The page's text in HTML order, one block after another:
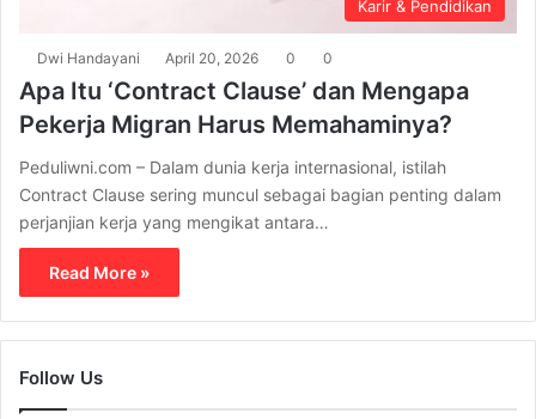
Karir & Pendidikan
Dwi Handayani April 20, 2026 0 0
Apa Itu ‘Contract Clause’ dan Mengapa
Pekerja Migran Harus Memahaminya?
Peduliwni.com – Dalam dunia kerja internasional, istilah
Contract Clause sering muncul sebagai bagian penting dalam
perjanjian kerja yang mengikat antara…
Read More »
Follow Us